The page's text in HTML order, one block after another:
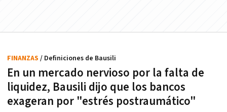
En un mercado nervioso por la falta de
liquidez, Bausili dijo que los bancos
exageran por "estrés postraumático"
FINANZAS / Definiciones de Bausili